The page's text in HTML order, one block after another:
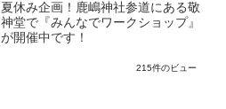
夏休み企画！鹿嶋神社参道にある敬
神堂で『みんなでワークショップ』
が開催中です！
215件のビュー